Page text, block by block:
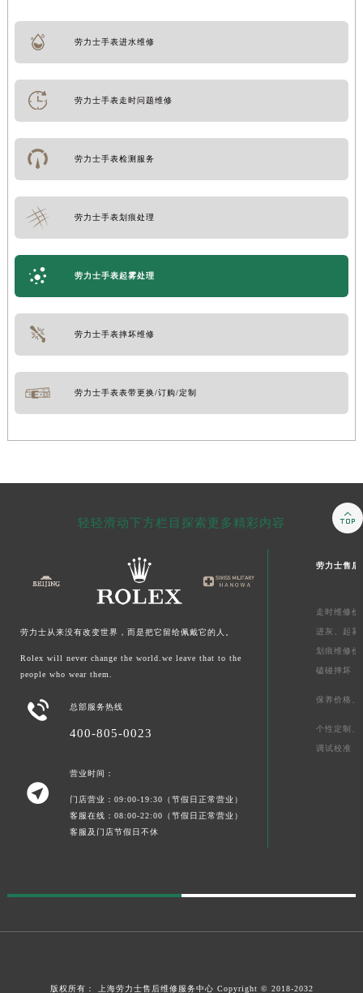
劳力士手表进水维修
劳力士手表走时问题维修
劳力士手表检测服务
劳力士手表划痕处理
劳力士手表起雾处理
劳力士手表摔坏维修
劳力士手表表带更换/订购/定制
轻轻滑动下方栏目探索更多精彩内容
劳力士从来没有改变世界，而是把它留给佩戴它的人。
Rolex will never change the world.we leave that to the
people who wear them.
 总部服务热线
400-805-0023

营业时间：
门店营业：09:00-19:30（节假日正常营业）
客服在线：08:00-22:00（节假日正常营业）
客服及门店节假日不休
劳力士售后
走时维修价
进灰、 起雾
划痕维修价
磕碰摔坏
保养价格、
个性定制、
调试校准
版权所有： 上海劳力士售后维修服务中心 Copyright © 2018-2032
